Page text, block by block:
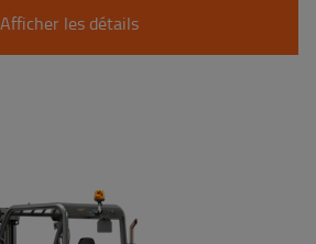
Afficher les détails